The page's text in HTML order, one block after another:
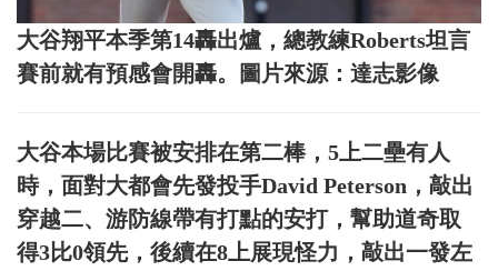
大谷翔平本季第14轟出爐，總教練Roberts坦言
賽前就有預感會開轟。圖片來源：達志影像
大谷本場比賽被安排在第二棒，5上二壘有人
時，面對大都會先發投手David Peterson，敲出
穿越二、游防線帶有打點的安打，幫助道奇取
得3比0領先，後續在8上展現怪力，敲出一發左